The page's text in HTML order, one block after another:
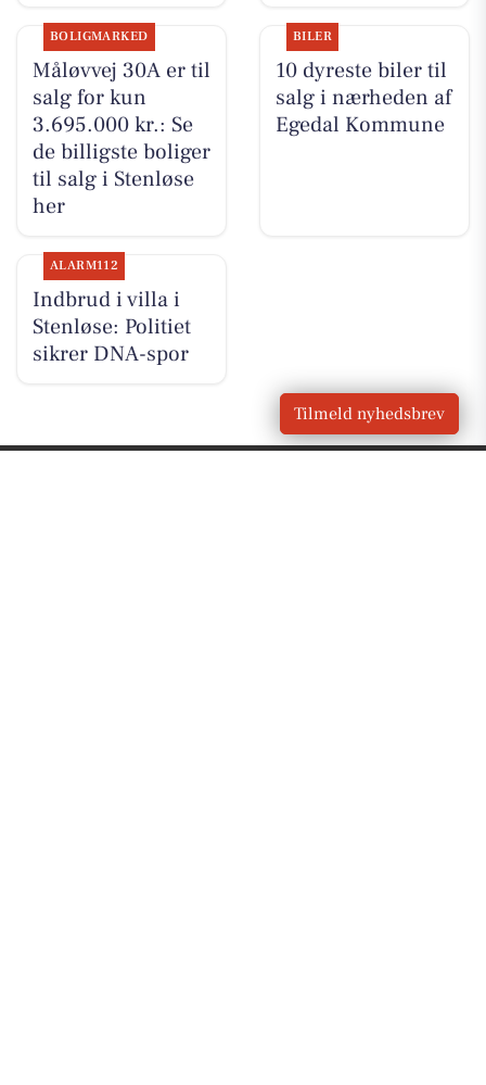
BOLIGMARKED
Måløvvej 30A er til
salg for kun
3.695.000 kr.: Se
de billigste boliger
til salg i Stenløse
her
BILER
10 dyreste biler til
salg i nærheden af
Egedal Kommune
ALARM112
Indbrud i villa i
Stenløse: Politiet
sikrer DNA-spor
Tilmeld nyhedsbrev